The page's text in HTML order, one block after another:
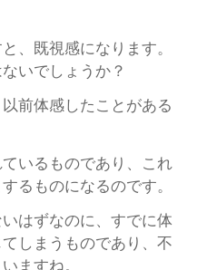
、既視感になります。
いでしょうか？
前体感したことがある
いるものであり、これ
るものになるのです。
はずなのに、すでに体
しまうものであり、不
ますね。